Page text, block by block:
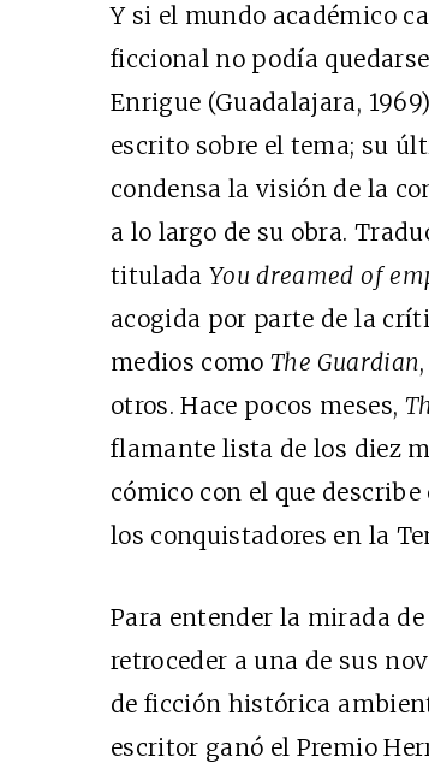
Y si el mundo académico
ficcional no podía
Enrigue (Guadalajara,
escrito sobre el tema; su
condensa la visión de la
a lo largo de su obra.
tituladaYou dreamed of
acogida por parte de la
medios comoThe Guardian,
otros. Hace pocos meses,
flamante lista de los diez
cómico con el que
los conquistadores en la
Para entender la mirada
retroceder a una de sus
de ficción histórica
escritor ganó el Premio